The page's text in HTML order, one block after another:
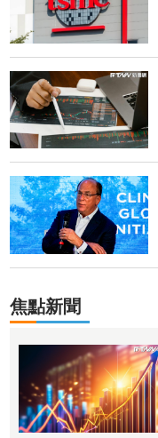
焦點新聞